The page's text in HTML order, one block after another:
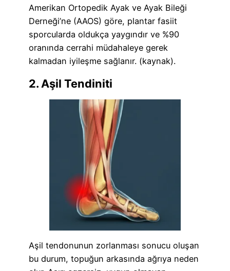
Amerikan Ortopedik Ayak ve Ayak Bileği
Derneği’ne (AAOS) göre, plantar fasiit
sporcularda oldukça yaygındır ve %90
oranında cerrahi müdahaleye gerek
kalmadan iyileşme sağlanır. (kaynak).
2. Aşil Tendiniti
Aşil tendonunun zorlanması sonucu oluşan
bu durum, topuğun arkasında ağrıya neden